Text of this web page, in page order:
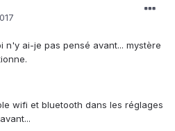
n'y ai-je pas pensé avant... mystère
wifi et bluetooth dans les réglages